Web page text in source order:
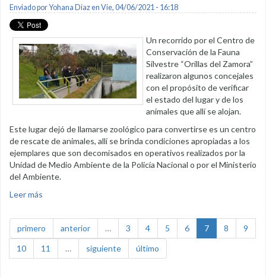
Enviado porYohana Diazen Vie, 04/06/2021 - 16:18
Un recorrido por el Centro de
Conservación de la Fauna
Silvestre “Orillas del Zamora”
realizaron algunos concejales
con el propósito de verificar
el estado del lugar y de los
animales que allí se alojan.
Este lugar dejó de llamarse zoológico para convertirse es un centro
de rescate de animales, allí se brinda condiciones apropiadas a los
ejemplares que son decomisados en operativos realizados por la
Unidad de Medio Ambiente de la Policía Nacional o por el Ministerio
del Ambiente.
Leer más
primero anterior … 3 4 5 6 7 8
9
10
11 … siguiente último